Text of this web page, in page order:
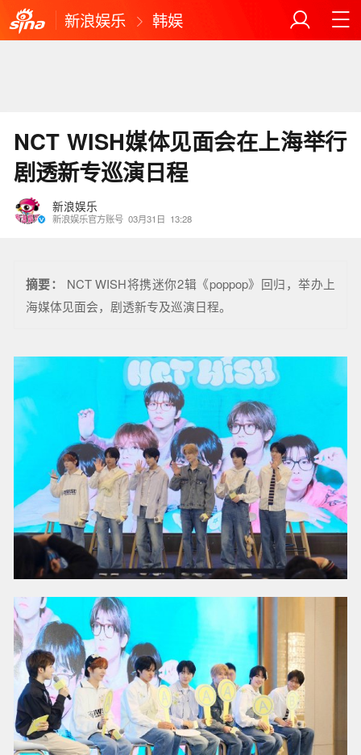
新浪娱乐 韩娱
NCT WISH媒体见面会在上海举行
剧透新专巡演日程
新浪娱乐
新浪娱乐官方账号 03月31日 13:28
摘要：
NCT WISH将携迷你2辑《poppop》回归，举办上
海媒体见面会，剧透新专及巡演日程。